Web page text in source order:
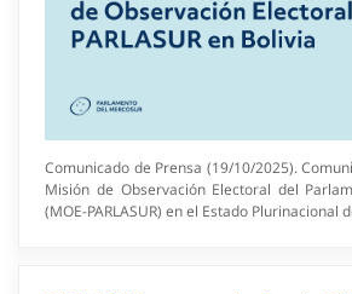
Comunicado de Prensa (19/10/2025).
Misión de Observación Electoral del
(MOE-PARLASUR) en el Estado Plurinacional